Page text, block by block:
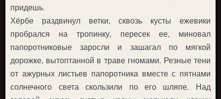
придешь.
Хёрбе раздвинул ветки, сквозь кусты ежевики
пробрался на тропинку, пересек ее, миновал
папоротниковые заросли и зашагал по мягкой
дорожке, вытоптанной в траве гномами. Резные тени
от ажурных листьев папоротника вместе с пятнами
солнечного света скользили по его шляпе. Над